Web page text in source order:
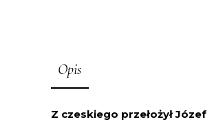
Opis
Z czeskiego przełożył Józef